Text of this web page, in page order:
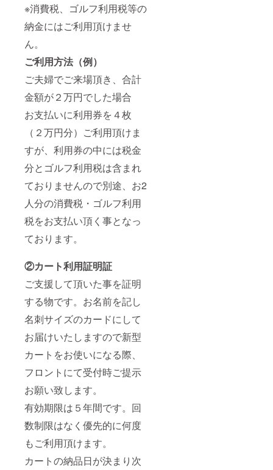
※消費税、ゴルフ利用税等の
納金にはご利用頂けませ
ん。
ご利用方法（例）
ご夫婦でご来場頂き、合計
金額が２万円でした場合
お支払いに利用券を４枚
（２万円分）ご利用頂けま
すが、利用券の中には税金
分とゴルフ利用税は含まれ
ておりませんので別途、お2
人分の消費税・ゴルフ利用
税をお支払い頂く事となっ
ております。
②カート利用証明証
ご支援して頂いた事を証明
する物です。お名前を記し
名刺サイズのカードにして
お届けいたしますので新型
カートをお使いになる際、
フロントにて受付時ご提示
お願い致します。
有効期限は５年間です。回
数制限はなく優先的に何度
もご利用頂けます。
カートの納品日が決まり次